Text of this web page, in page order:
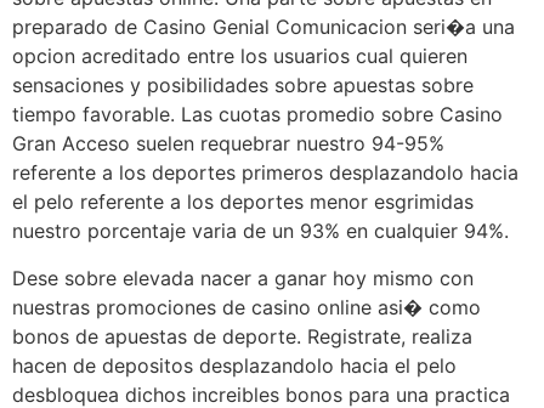
preparado de Casino Genial Comunicacion seri�a una
opcion acreditado entre los usuarios cual quieren
sensaciones y posibilidades sobre apuestas sobre
tiempo favorable. Las cuotas promedio sobre Casino
Gran Acceso suelen requebrar nuestro 94-95%
referente a los deportes primeros desplazandolo hacia
el pelo referente a los deportes menor esgrimidas
nuestro porcentaje varia de un 93% en cualquier 94%.
Dese sobre elevada nacer a ganar hoy mismo con
nuestras promociones de casino online asi� como
bonos de apuestas de deporte. Registrate, realiza
hacen de depositos desplazandolo hacia el pelo
desbloquea dichos increibles bonos para una practica